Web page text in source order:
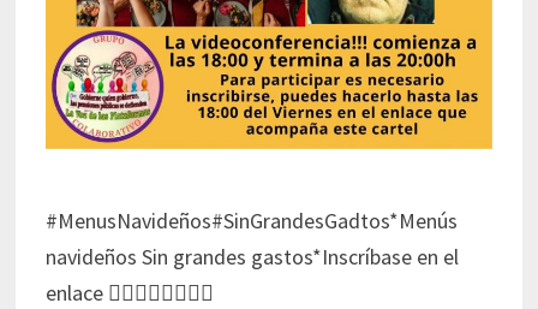
#MenusNavideños#SinGrandesGadtos*Menús
navideños Sin grandes gastos*Inscríbase en el
enlace 👇🏻👇🏻👇🏻👇🏻